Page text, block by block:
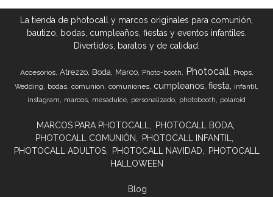
La tienda de photocall y marcos originales para comunión,
bautizo, bodas, cumpleaños, fiestas y eventos infantiles.
Divertidos, baratos y de calidad.
Accesorios Atrezzo Boda Marco Photo-booth Photocall Props
Wedding bodas comunion comuniones cumpleanos fiesta infantil
instagram marcos mesadulce personalizado photobooth polaroid
MARCOS PARA PHOTOCALL
PHOTOCALL BODA
PHOTOCALL COMUNIÓN
PHOTOCALL INFANTIL
PHOTOCALL ADULTOS
PHOTOCALL NAVIDAD
PHOTOCALL
HALLOWEEN
Blog